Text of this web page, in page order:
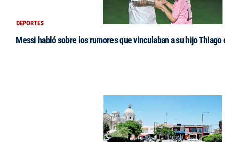
DEPORTES
Messi habló sobre los rumores que vinculaban a su hijo Thiago